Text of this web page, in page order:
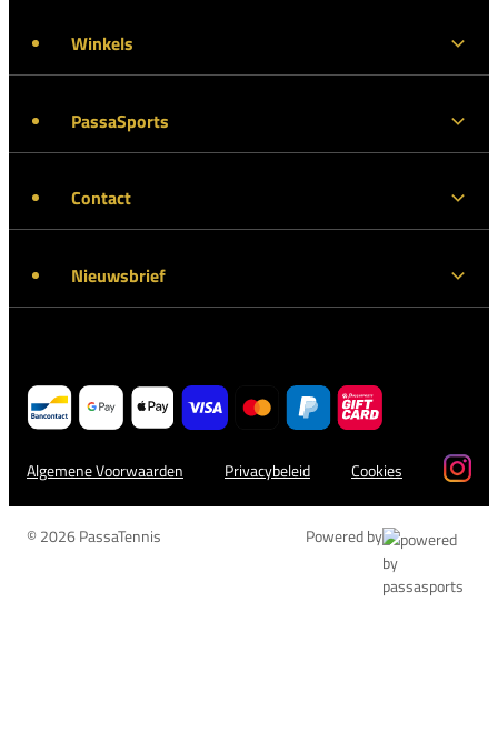
Winkels
PassaSports
Contact
Nieuwsbrief
Algemene Voorwaarden Privacybeleid Cookies
© 2026 PassaTennis Powered by